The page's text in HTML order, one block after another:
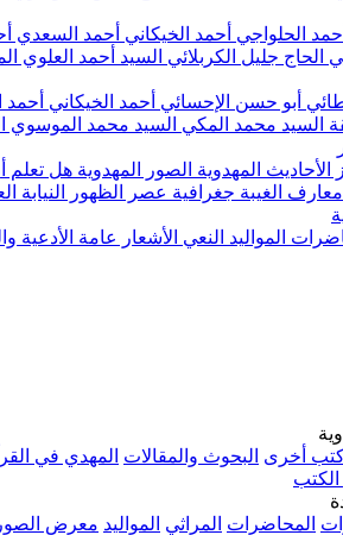
أحمد الحلواجي أحمد الخيكاني أحمد السعدي
الحاج جليل الكربلائي السيد أحمد العلوي
أبو حسن الإحسائي أحمد الخيكاني
السيد محمد المكي السيد محمد الموسوي
الأحاديث المهدوية الصور المهدوية هل تعلم
معارف الغيبة جغرافية عصر الظهور النيابة
المواليد النعي الأشعار عامة الأدعية
أخرى البحوث والمقالات المهدي في
المحاضرات المراثي المواليد معرض الصور